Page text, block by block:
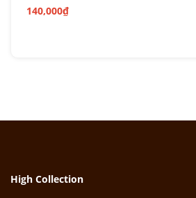
140,000₫
High Collection